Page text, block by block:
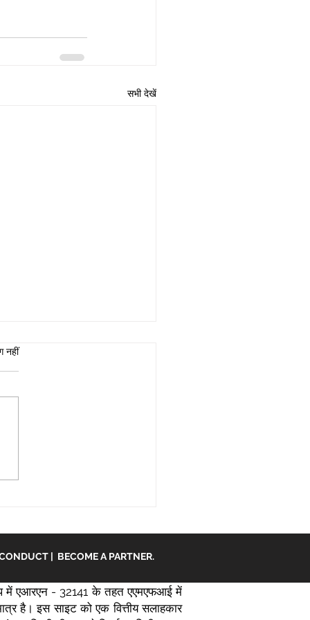
सभी देखें
नहीं
| BECOME A PARTNER.
एआरएन - 32141 के तहत एएमएफआई में
है। इस साइट को एक वित्तीय सलाहकार